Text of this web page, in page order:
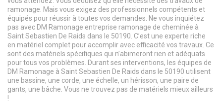
ramonage. Mais vous exigez des professionnels compétents et
équipés pour réussir à toutes vos demandes. Ne vous inquiétez
pas avec DM Ramonage entreprise ramonage de cheminée à
Saint Sebastien De Raids dans le 50190. C’est une experte riche
en matériel complet pour accomplir avec efficacité vos travaux. Ce
sont des matériels spécifiques qui n’abimeront rien et adéquats
pour tous vos problèmes. Durant ses interventions, les équipes de
DM Ramonage à Saint Sebastien De Raids dans le 50190 utilisent
une bassine, une corde, une échelle, un hérisson, une paire de
gants, une bâche. Vous ne trouvez pas de matériels mieux ailleurs
!